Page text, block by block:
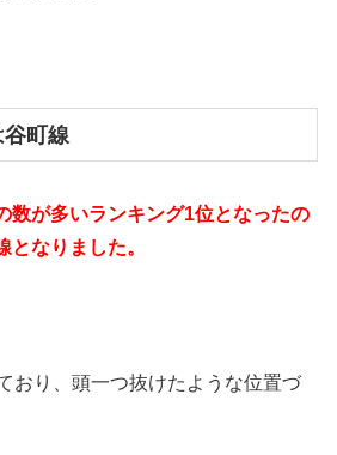
町線
数が多いランキング1位となったの
となりました。
おり、頭一つ抜けたような位置づ